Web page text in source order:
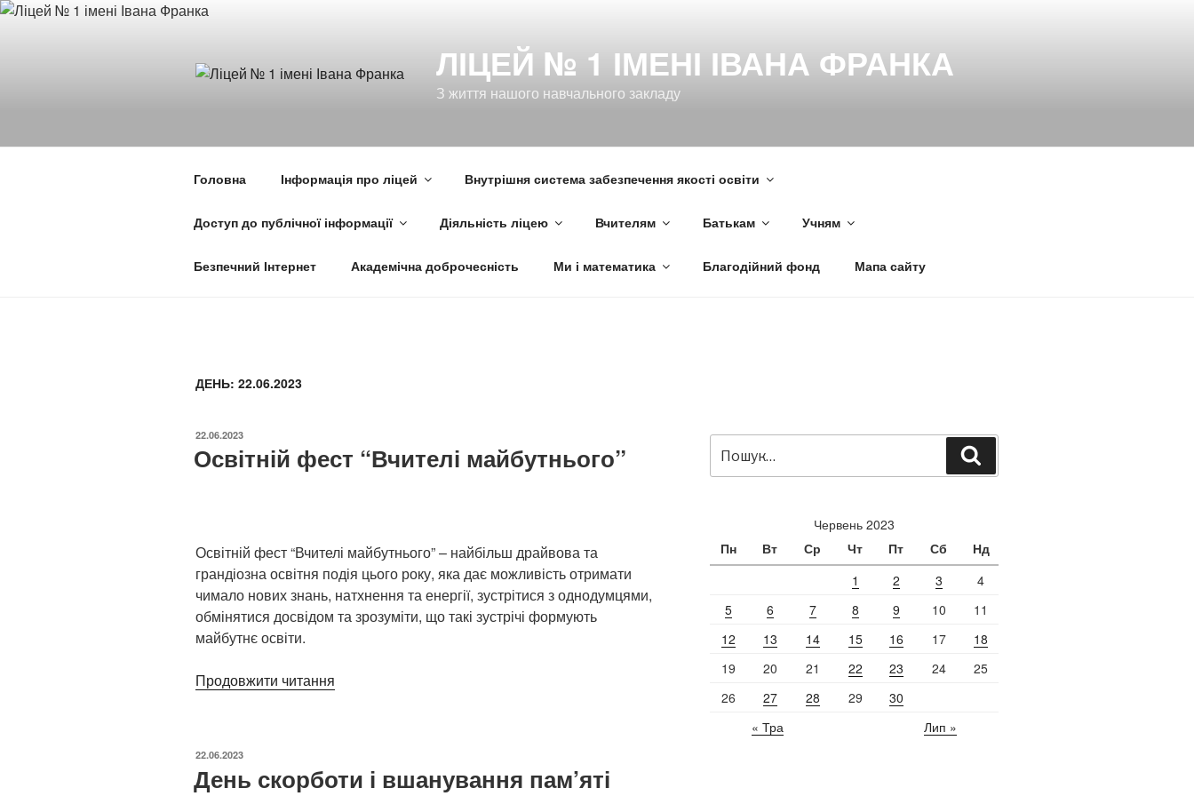
Перейти
ЛІЦЕЙ № 1 ІМЕНІ ІВАНА ФРАНКА
З життя нашого навчального закладу
Головна Інформація про ліцей Внутрішня система забезпечення якості освіти
Доступ до публічної інформації Діяльність ліцею Вчителям Батькам Учням
Безпечний Інтернет Академічна доброчесність Ми і математика Благодійний фонд Мапа сайту
ДЕНЬ: 22.06.2023
ОПУБЛІКОВАНО
22.06.2023
Освітній фест “Вчителі майбутнього”
Освітній фест “Вчителі майбутнього” – найбільш драйвова та
грандіозна освітня подія цього року, яка дає можливість отримати
чимало нових знань, натхнення та енергії, зустрітися з однодумцями,
обмінятися досвідом та зрозуміти, що такі зустрічі формують
майбутнє освіти.
Продовжити читання
ОПУБЛІКОВАНО
22.06.2023
День скорботи і вшанування пам’яті
за
запитом:
Червень 2023
Пн
Вт Ср Чт Пт Сб
Нд
1
2 3
4
5
6 7 8 9 10
11
12
13 14 15 16 17
18
19
20 21 22 23 24
25
26
27 28 29
30
« Тра
Лип »